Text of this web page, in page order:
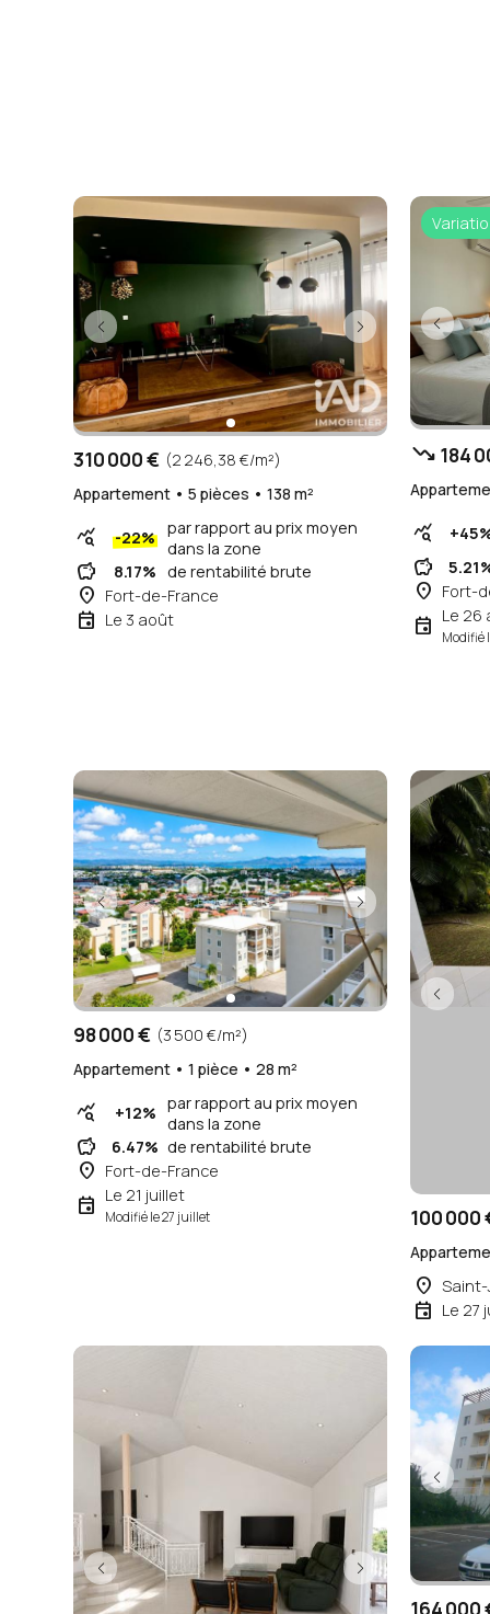
310 000 € (2 246,38 €/m²)
Appartement • 5 pièces • 138 m²
query_stats -22% par rapport au prix moyen
dans la zone
savings 8.17% de rentabilité brute
place Fort-de-France
event Le 3 août
trending_down 184
query_stats
savings
place Fort-
event Le 26
Modifié
98 000 € (3 500 €/m²)
Appartement • 1 pièce • 28 m²
query_stats +12% par rapport au prix moyen
dans la zone
savings 6.47% de rentabilité brute
place Fort-de-France
event Le 21 juillet
Modifié le 27 juillet 100 000
place
event Le 27